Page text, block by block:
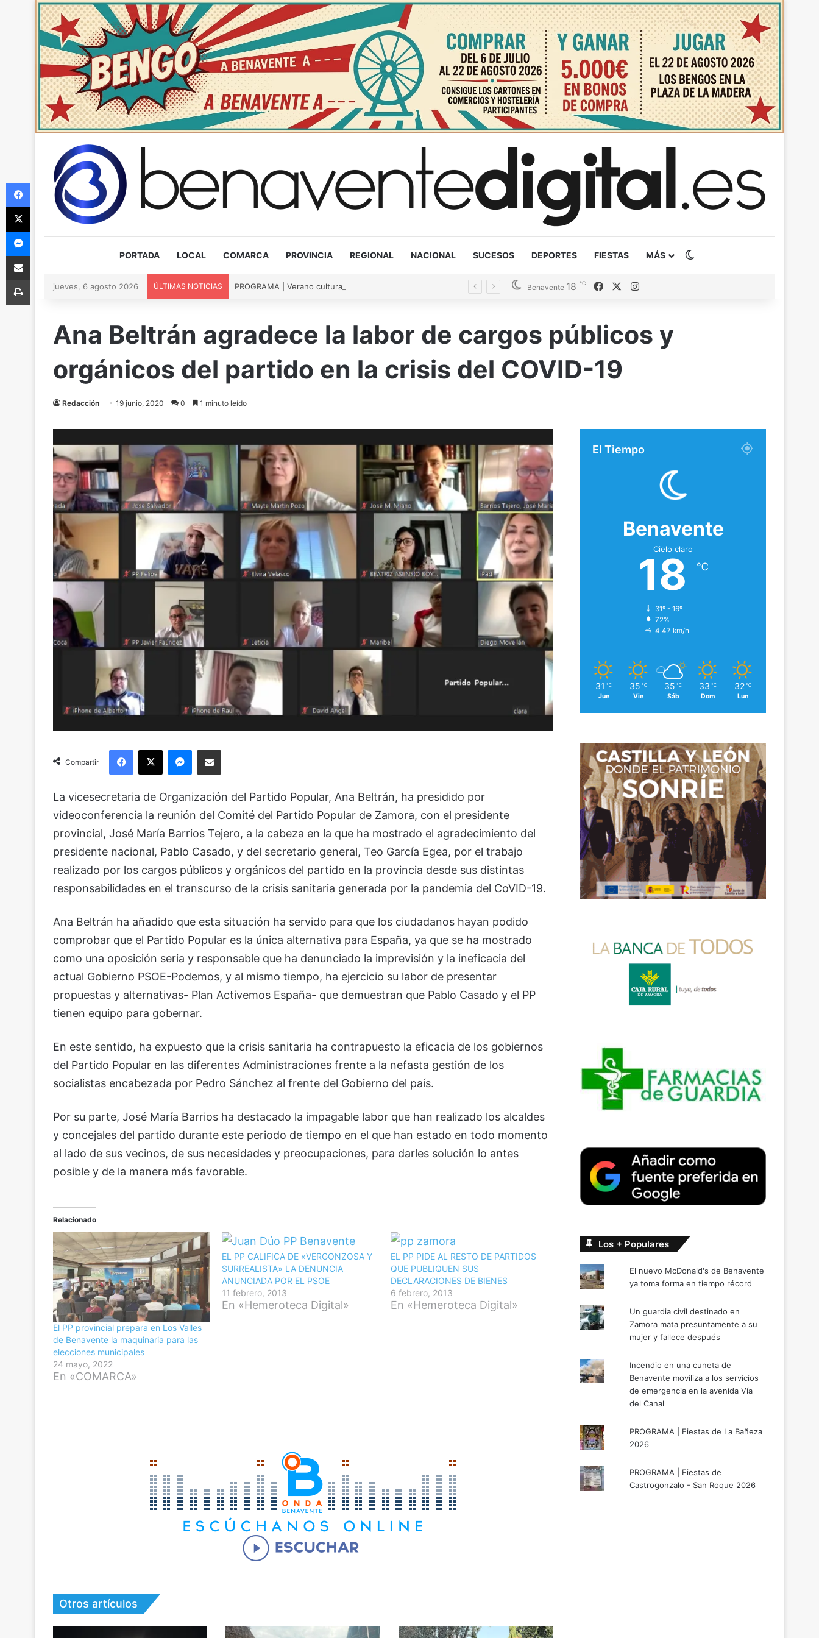
PORTADA LOCAL COMARCA PROVINCIA REGIONAL NACIONAL SUCESOS DEPORTES FIESTAS MÁS
jueves, 6 agosto 2026 ÚLTIMAS NOTICIAS PROGRAMA | Verano cultural en Bretó 2026 Benavente 18 ℃ FacebookInstagram
Ana Beltrán agradece la labor de cargos públicos y
orgánicos del partido en la crisis del COVID-19
Redacción 19 junio, 2020 0 1 minuto leído
Compartir
Facebook
X Messenger
Compartir via Email
La vicesecretaria de Organización del Partido Popular, Ana Beltrán, ha presidido por
videoconferencia la reunión del Comité del Partido Popular de Zamora, con el presidente
provincial, José María Barrios Tejero, a la cabeza en la que ha mostrado el agradecimiento del
presidente nacional, Pablo Casado, y del secretario general, Teo García Egea, por el trabajo
realizado por los cargos públicos y orgánicos del partido en la provincia desde sus distintas
responsabilidades en el transcurso de la crisis sanitaria generada por la pandemia del CoVID-19.
Ana Beltrán ha añadido que esta situación ha servido para que los ciudadanos hayan podido
comprobar que el Partido Popular es la única alternativa para España, ya que se ha mostrado
como una oposición seria y responsable que ha denunciado la imprevisión y la ineficacia del
actual Gobierno PSOE-Podemos, y al mismo tiempo, ha ejercicio su labor de presentar
propuestas y alternativas- Plan Activemos España- que demuestran que Pablo Casado y el PP
tienen equipo para gobernar.
En este sentido, ha expuesto que la crisis sanitaria ha contrapuesto la eficacia de los gobiernos
del Partido Popular en las diferentes Administraciones frente a la nefasta gestión de los
socialistas encabezada por Pedro Sánchez al frente del Gobierno del país.
Por su parte, José María Barrios ha destacado la impagable labor que han realizado los alcaldes
y concejales del partido durante este periodo de tiempo en el que han estado en todo momento
al lado de sus vecinos, de sus necesidades y preocupaciones, para darles solución lo antes
posible y de la manera más favorable.
Relacionado
El PP provincial prepara en Los Valles
de Benavente la maquinaria para las
elecciones municipales
24 mayo, 2022
En «COMARCA»
EL PP CALIFICA DE «VERGONZOSA Y
SURREALISTA» LA DENUNCIA
ANUNCIADA POR EL PSOE
11 febrero, 2013
En «Hemeroteca Digital»
EL PP PIDE AL RESTO DE PARTIDOS
QUE PUBLIQUEN SUS
DECLARACIONES DE BIENES
6 febrero, 2013
En «Hemeroteca Digital»
Otros artículos
El Tiempo
Benavente
Cielo claro
18 ℃
31º - 16º
72%
4.47 km/h
31 ℃
Jue
35 ℃
Vie
35 ℃
Sáb
33 ℃
Dom
32 ℃
Lun
Los + Populares
El nuevo McDonald's de Benavente
ya toma forma en tiempo récord
Un guardia civil destinado en
Zamora mata presuntamente a su
mujer y fallece después
Incendio en una cuneta de
Benavente moviliza a los servicios
de emergencia en la avenida Vía
del Canal
PROGRAMA | Fiestas de La Bañeza
2026
PROGRAMA | Fiestas de
Castrogonzalo - San Roque 2026
Facebook
X
Messenger
Compartir via Email